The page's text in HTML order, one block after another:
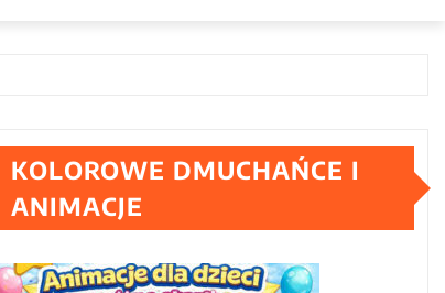
KOLOROWE DMUCHAŃCE I
ANIMACJE